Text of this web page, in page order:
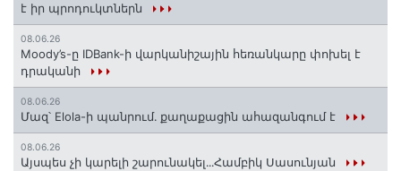
է իր պրոդուկտներն
08.06.26
Moody’s-ը IDBank-ի վարկանիշային հեռանկարը փոխել է
դրականի
08.06.26
Մազ՝ Elola-ի պանրում․ քաղաքացին ահազանգում է
08.06.26
Այսպես չի կարելի շարունակել․․․Համբիկ Սասունյան